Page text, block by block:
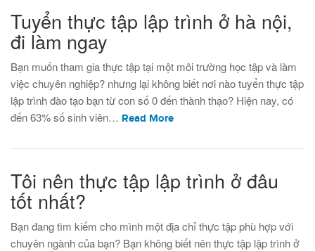
Tuyển thực tập lập trình ở hà nội,
đi làm ngay
Bạn muốn tham gia thực tập tại một môi trường học tập và làm
việc chuyên nghiệp? nhưng lại không biết nơi nào tuyển thực tập
lập trình đào tạo bạn từ con số 0 đến thành thạo? Hiện nay, có
đến 63% số sinh viên… Read More
Tôi nên thực tập lập trình ở đâu
tốt nhất?
Bạn đang tìm kiếm cho mình một địa chỉ thực tập phù hợp với
chuyên ngành của bạn? Bạn không biết nên thực tập lập trình ở